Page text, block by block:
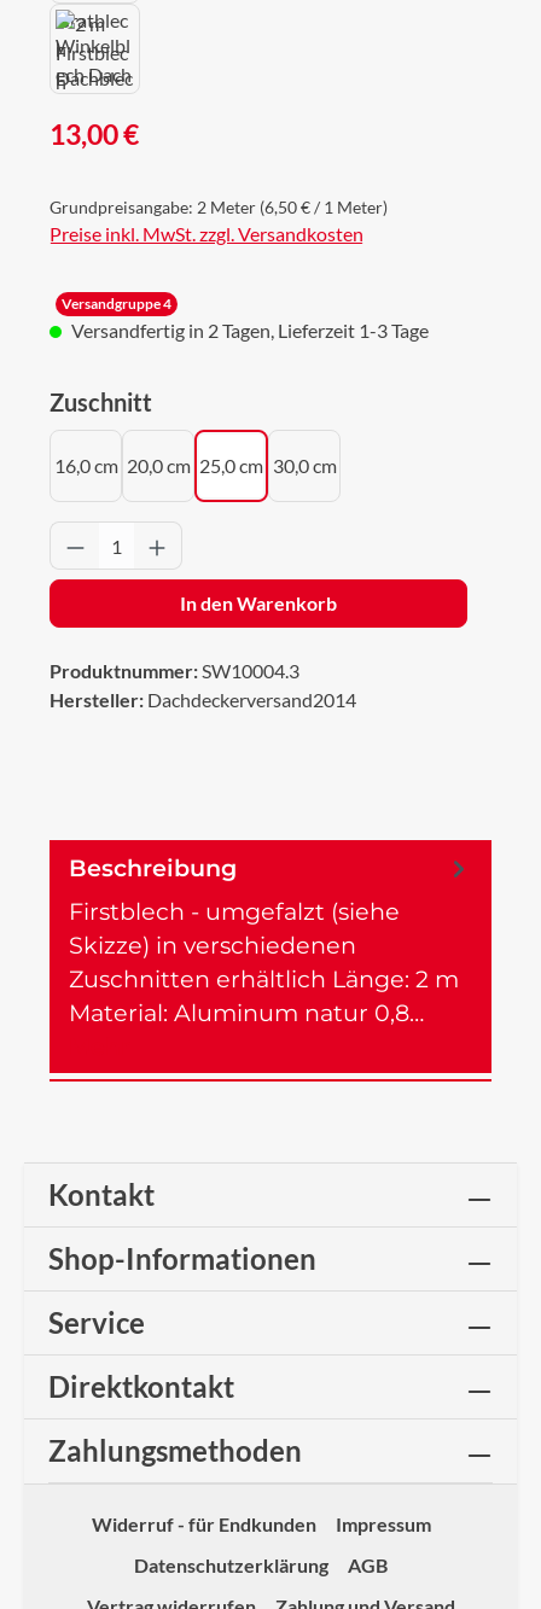
Regulärer Preis:
13,00 €
Grundpreisangabe: 2 Meter (6,50 € / 1 Meter)
Preise inkl. MwSt. zzgl. Versandkosten
Versandgruppe 4
Versandfertig in 2 Tagen, Lieferzeit 1-3 Tage
Zuschnitt
16,0 cm 20,0 cm 25,0 cm 30,0 cm
Produkt Anzahl: Gib den gewünschten
In den Warenkorb
Produktnummer:SW10004.3
Hersteller: Dachdeckerversand2014
Beschreibung
Firstblech - umgefalzt (siehe
Skizze) in verschiedenen
Zuschnitten erhältlich Länge: 2 m
Material: Aluminum natur 0,8…
Kontakt
Shop-Informationen
Service
Direktkontakt
Zahlungsmethoden
Widerruf - für Endkunden
Impressum
Datenschutzerklärung
AGB